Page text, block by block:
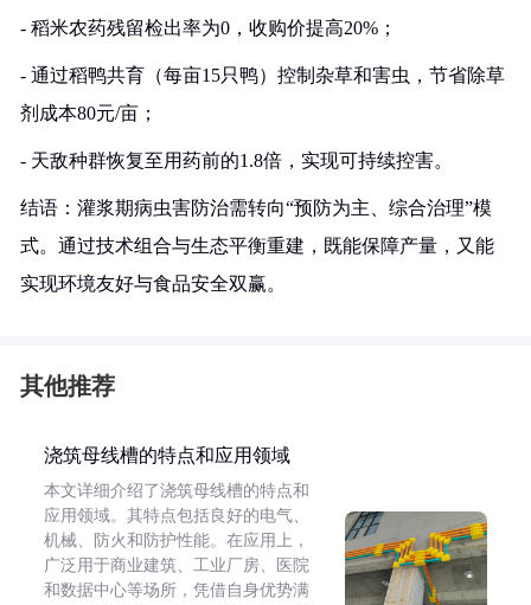
- 稻米农药残留检出率为0，收购价提高20%；
- 通过稻鸭共育（每亩15只鸭）控制杂草和害虫，节省除草
剂成本80元/亩；
- 天敌种群恢复至用药前的1.8倍，实现可持续控害。
结语：灌浆期病虫害防治需转向“预防为主、综合治理”模
式。通过技术组合与生态平衡重建，既能保障产量，又能
实现环境友好与食品安全双赢。
其他推荐
浇筑母线槽的特点和应用领域
本文详细介绍了浇筑母线槽的特点和
应用领域。其特点包括良好的电气、
机械、防火和防护性能。在应用上，
广泛用于商业建筑、工业厂房、医院
和数据中心等场所，凭借自身优势满